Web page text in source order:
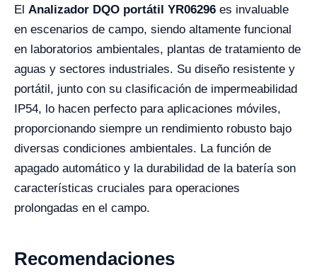
El Analizador DQO portátil YR06296 es invaluable
en escenarios de campo, siendo altamente funcional
en laboratorios ambientales, plantas de tratamiento de
aguas y sectores industriales. Su diseño resistente y
portátil, junto con su clasificación de impermeabilidad
IP54, lo hacen perfecto para aplicaciones móviles,
proporcionando siempre un rendimiento robusto bajo
diversas condiciones ambientales. La función de
apagado automático y la durabilidad de la batería son
características cruciales para operaciones
prolongadas en el campo.
Recomendaciones